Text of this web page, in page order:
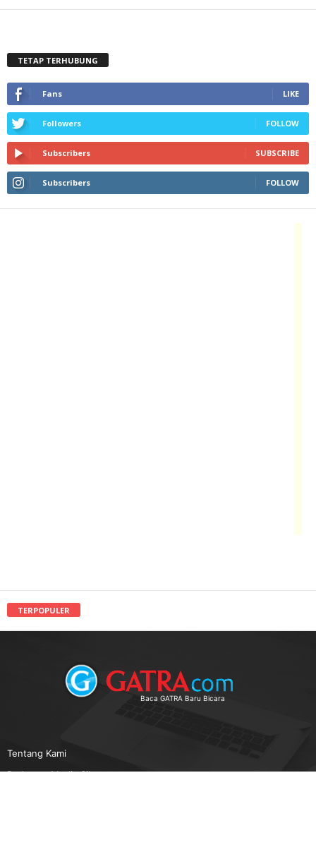
TETAP TERHUBUNG
Fans LIKE
Followers FOLLOW
Subscribers SUBSCRIBE
Subscribers FOLLOW
TERPOPULER
Baca GATRA Baru Bicara
Tentang Kami
Pedoman Media Siber